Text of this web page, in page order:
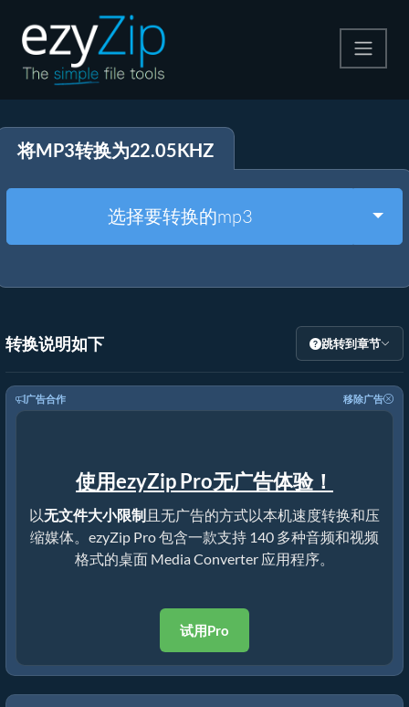
解压
其他工具
将MP3转换为22.05KHZ
选择要转换的mp3
转换说明如下 跳转到章节
广告合作 移除广告
使用ezyZip Pro无广告体验！
以无文件大小限制且无广告的方式以本机速度转换和压
缩媒体。ezyZip Pro 包含一款支持 140 多种音频和视频
格式的桌面 Media Converter 应用程序。
试用Pro